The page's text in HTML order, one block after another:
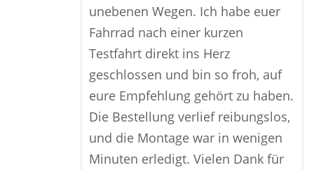
unebenen Wegen. Ich habe euer
Fahrrad nach einer kurzen
Testfahrt direkt ins Herz
geschlossen und bin so froh, auf
eure Empfehlung gehört zu haben.
Die Bestellung verlief reibungslos,
und die Montage war in wenigen
Minuten erledigt. Vielen Dank für